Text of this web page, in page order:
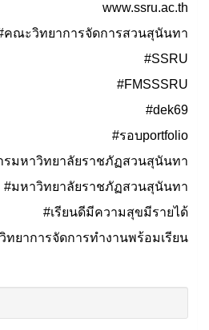
www.ssru.ac.th
คณะวิทยาการจัดการสวนสุนันทา
#SSRU
#FMSSSRU
#dek69
#รอบportfolio
มหาวิทยาลัยราชภัฏสวนสุนันทา
#มหาวิทยาลัยราชภัฏสวนสุนันทา
#เรียนดีมีความสุขมีรายได้
ยาการจัดการทำงานพร้อมเรียน